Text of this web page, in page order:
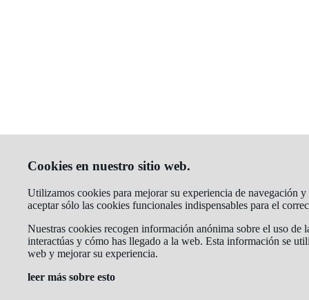
Cookies en nuestro sitio web.
Utilizamos cookies para mejorar su experiencia de navegación
aceptar sólo las cookies funcionales indispensables para el
Nuestras cookies recogen información anónima sobre el uso de
interactúas y cómo has llegado a la web. Esta información se
web y mejorar su experiencia.
leer más sobre esto